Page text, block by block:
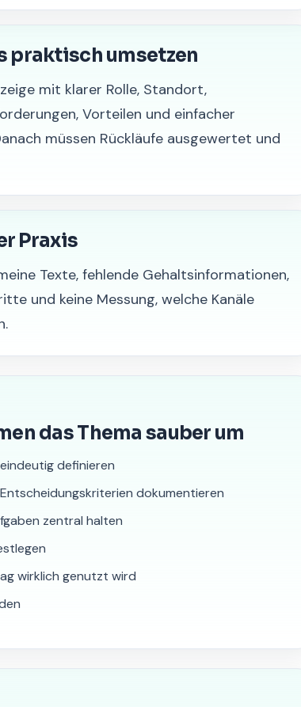
praktisch umsetzen
mit klarer Rolle, Standort,
Vorteilen und einfacher
müssen Rückläufe ausgewertet und
Praxis
Texte, fehlende Gehaltsinformationen,
und keine Messung, welche Kanäle
das Thema sauber um
definieren
dokumentieren
zentral halten
wirklich genutzt wird